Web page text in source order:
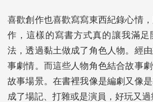
喜歡創作也喜歡寫寫東西紀錄心情
作，這樣的寫書方式真的讓我滿足
法，透過黏土做成了角色人物。經
事劇情。而這些人物角色結合故事
故事場景。在書裡我像是編劇又像
成了場記、打雜或是演員，好玩又過